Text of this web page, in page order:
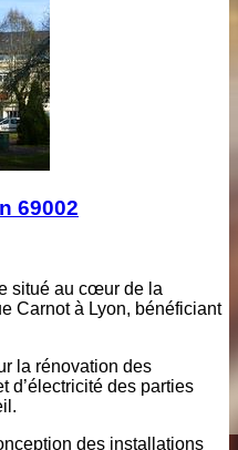
69002
situé au cœur de la
Carnot à Lyon, bénéficiant
la rénovation des
d’électricité des parties
des installations